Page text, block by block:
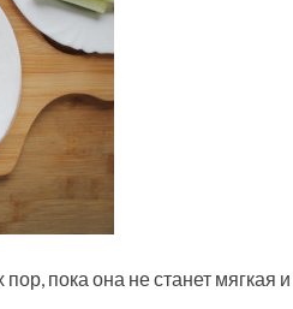
пока она не станет мягкая и